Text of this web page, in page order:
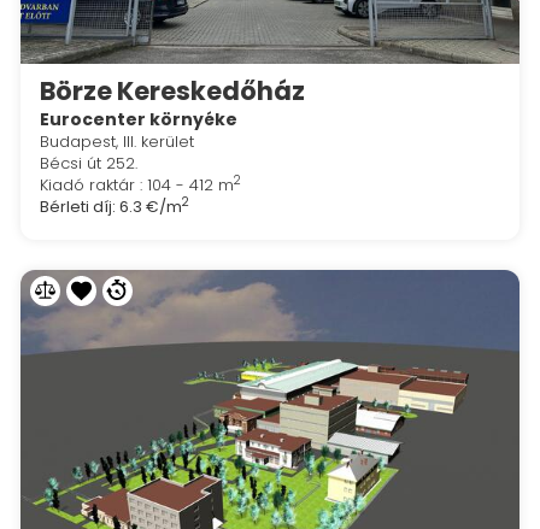
Börze Kereskedőház
Eurocenter környéke
Budapest, III. kerület
Bécsi út 252.
Kiadó raktár : 104 - 412 m2
Bérleti díj: 6.3 €/m2